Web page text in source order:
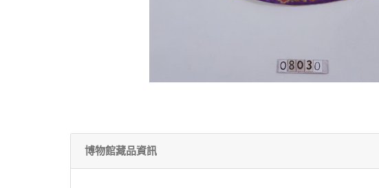
博物館藏品資訊